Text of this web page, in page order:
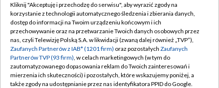
TVP
Abonament TVP
Emisja w TVP
Centrum informacji TVP
Naziemna Telewizja Cyfrowa
Regulamin TVP
Polityka prywatności
Moje zgody
Pomoc
Kliknij "Akceptuję i przechodzę do serwisu", aby wyrazić zgody na
korzystanie z technologii automatycznego śledzenia i zbierania danych,
dostęp do informacji na Twoim urządzeniu końcowym i ich
przechowywanie oraz na przetwarzanie Twoich danych osobowych przez
nas, czyli Telewizję Polską S.A. w likwidacji (zwaną dalej również „TVP”),
Zaufanych Partnerów z IAB* (1201 firm) oraz pozostałych Zaufanych
Partnerów TVP (93 firm), w celach marketingowych (w tym do
zautomatyzowanego dopasowania reklam do Twoich zainteresowań i
mierzenia ich skuteczności) i pozostałych, które wskazujemy poniżej, a
także zgody na udostępnianie przez nas identyfikatora PPID do Google.